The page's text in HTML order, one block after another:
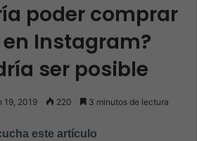
poder comprar
Instagram?
ser posible
19, 2019 220 3 minutos de lectura
este artículo